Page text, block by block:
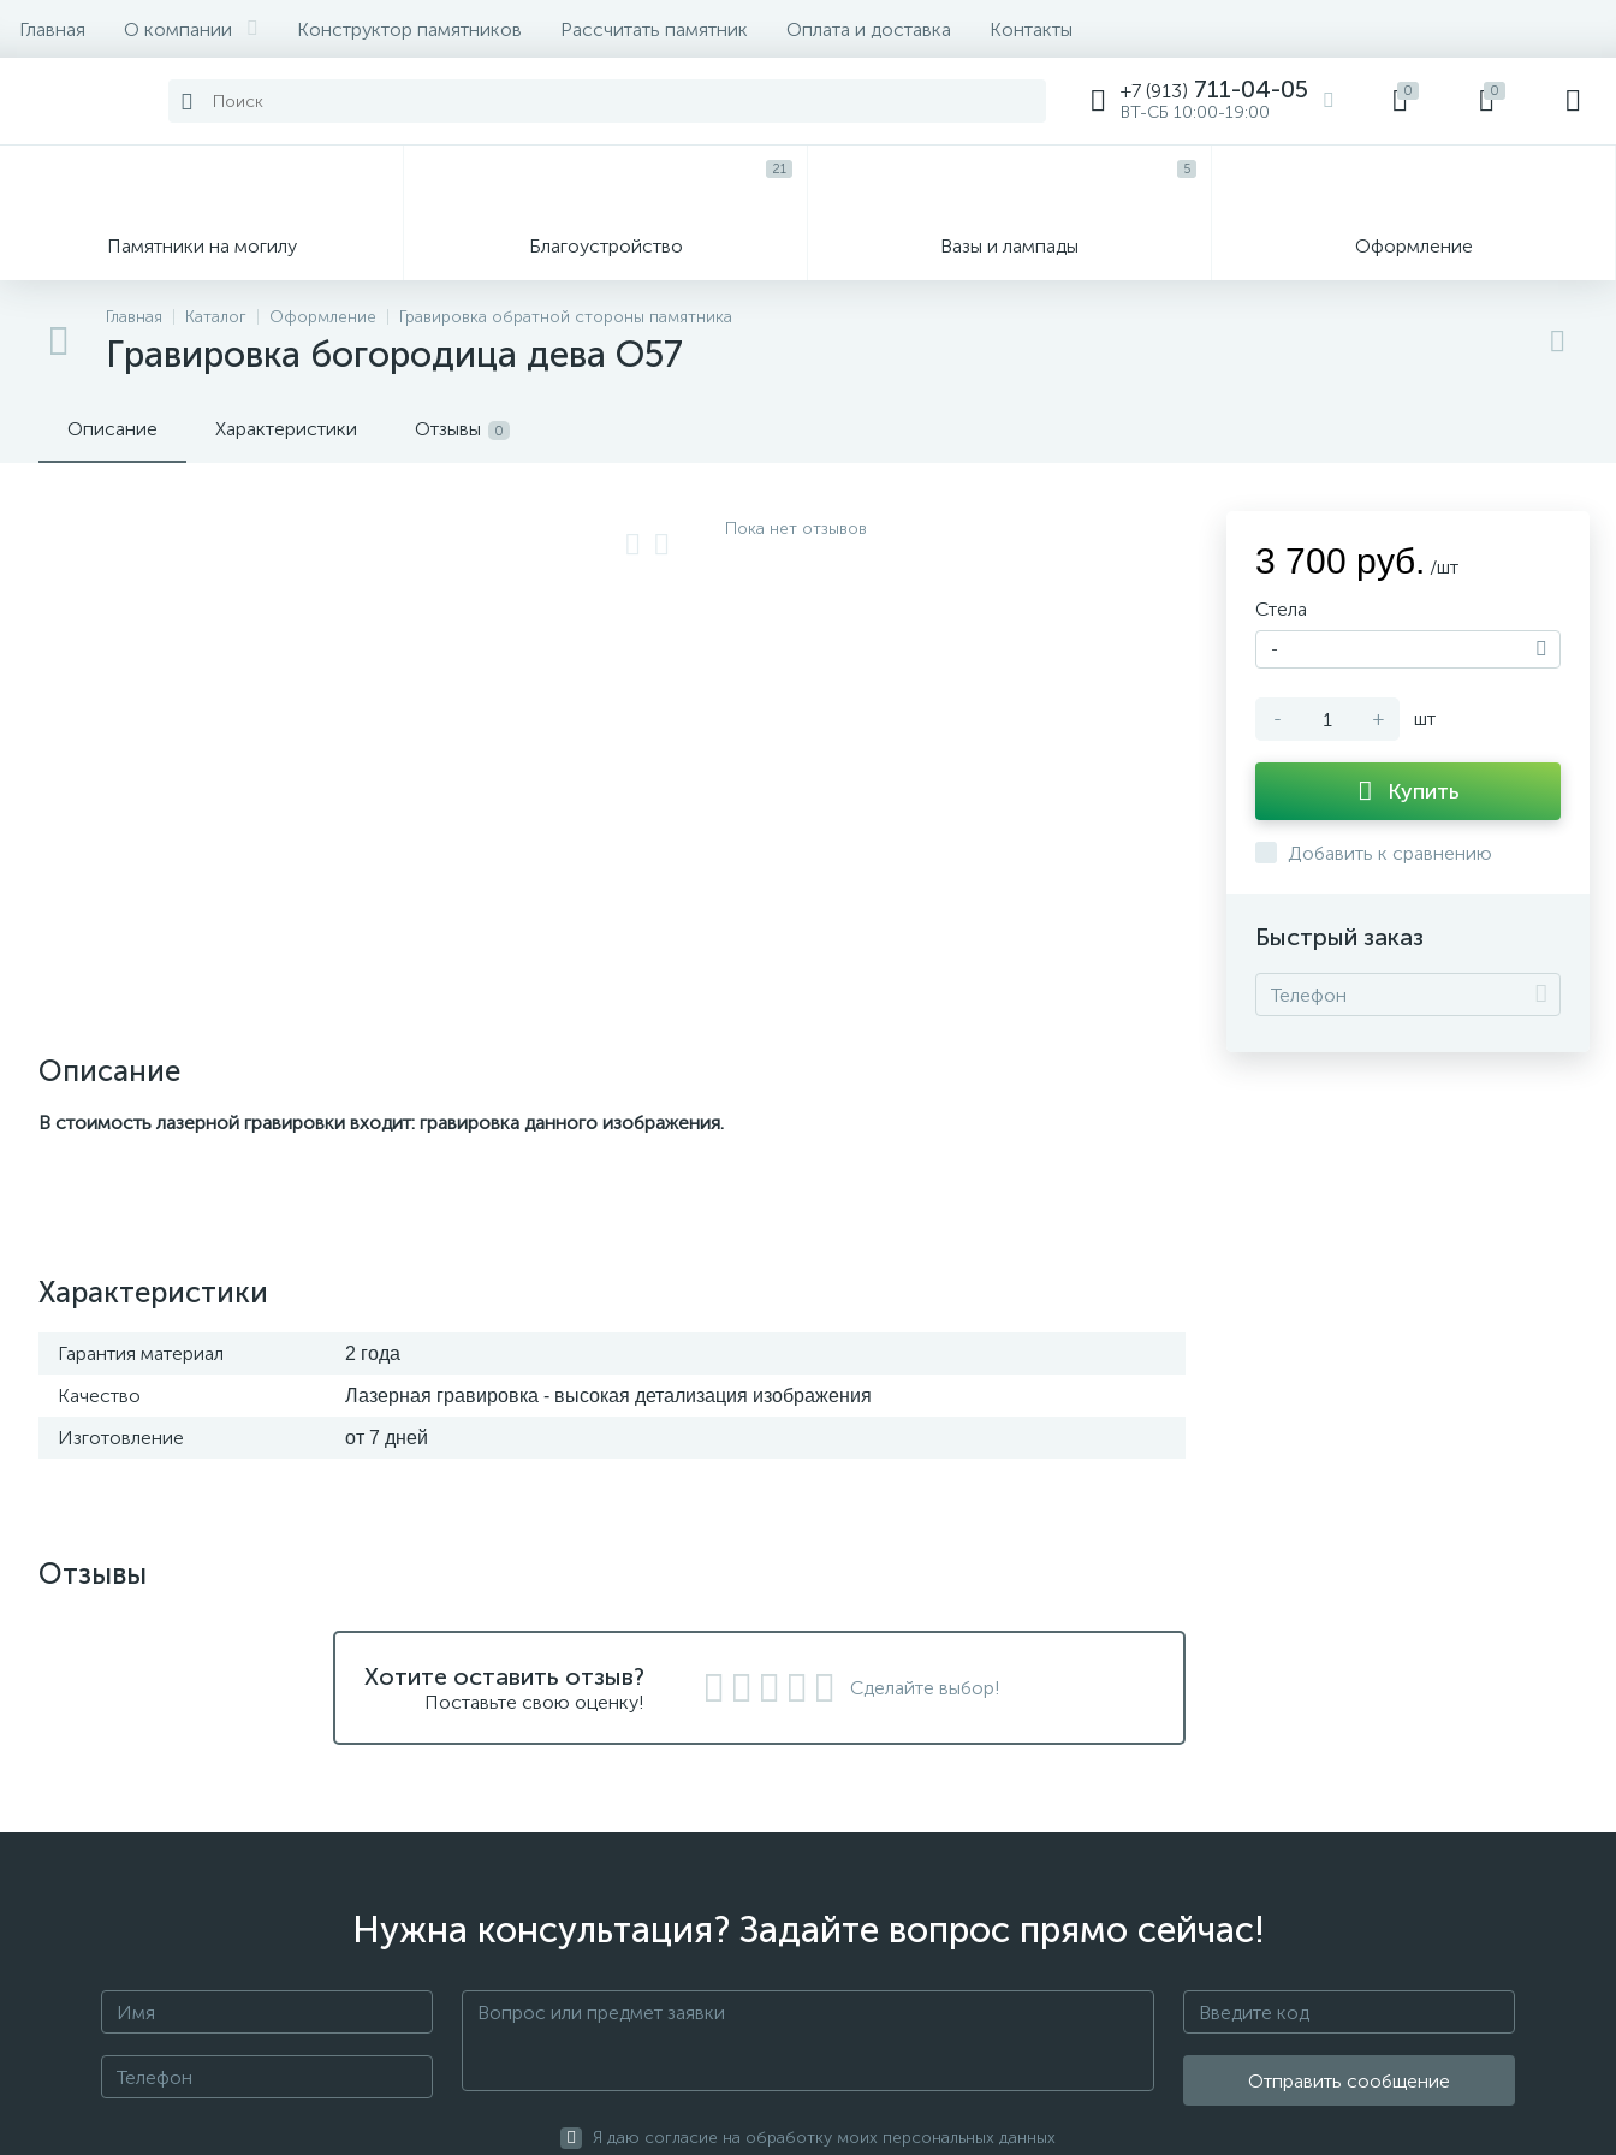
Главная О компании Конструктор памятников Рассчитать памятник Оплата и доставка Контакты
+7 (913) 711-04-05
ВТ-СБ 10:00-19:00
0 0
Памятники на могилу Благоустройство
21
Вазы и лампады
5
Оформление
Главная Каталог Оформление Гравировка обратной стороны памятника
Гравировка богородица дева О57
Описание Характеристики Отзывы 0
Пока нет отзывов
Описание
В стоимость лазерной гравировки входит: гравировка данного изображения.
Характеристики
Гарантия материал 2 года
Качество Лазерная гравировка - высокая детализация изображения
Изготовление от 7 дней
3 700 руб. /шт
Стела
-
- + шт
Купить
Добавить к сравнению
Быстрый заказ
Отзывы
Хотите оставить отзыв?
Поставьте свою оценку!
Сделайте выбор!
Нужна консультация? Задайте вопрос прямо сейчас!
Отправить сообщение
Я даю согласие на обработку моих персональных данных